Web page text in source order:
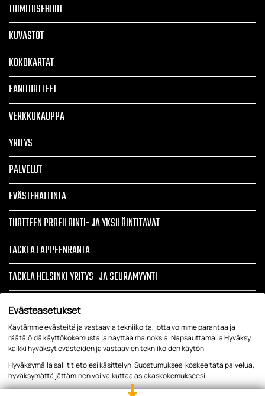
TOIMITUSEHDOT
KUVASTOT
KOKOKARTAT
FANITUOTTEET
VERKKOKAUPPA
YRITYS
PALVELUT
EVÄSTEHALLINTA
TUOTTEEN PROFILOINTI- JA YKSILÖINTITAVAT
TACKLA LAPPEENRANTA
TACKLA HELSINKI YRITYS- JA SEURAMYYNTI
ARTIKKELIT
TIETOSUOJASELOSTE JA REKISTERISELOSTE
YRITYSTEKSTIILIT, LIIKELAHJAT, TYÖVAATTEET, TAPAHTUMATUOTTEET
Evästeasetukset
Käytämme evästeitä ja vastaavia tekniikoita, jotta voimme parantaa ja
räätälöidä käyttökokemusta ja näyttää mainoksia. Napsauttamalla Hyväksy
kaikki hyväksyt evästeiden ja vastaavien tekniikoiden käytön.
Hyväksymällä sallit tietojesi käsittelyn. Suostumuksesi koskee tätä palvelua,
hyväksymättä jättäminen voi vaikuttaa asiakaskokemukseesi.
Tietosuoja